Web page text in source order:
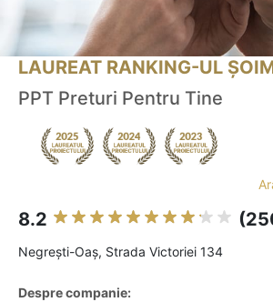
LAUREAT RANKING-UL
PPT Preturi Pentru Tine
8.2
Negreşti-Oaş, Strada Victoriei 134
Despre companie: